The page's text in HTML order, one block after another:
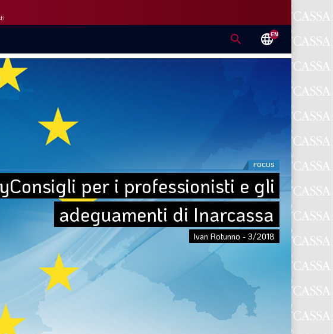
search languageEN
FOCUS
per i professionisti e gli
adeguamenti di Inarcassa
Ivan Rotunno - 3/2018